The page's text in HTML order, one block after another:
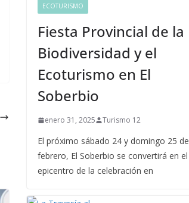
ECOTURISMO
Fiesta Provincial de la
Biodiversidad y el
Ecoturismo en El
Soberbio
enero 31, 2025 Turismo 12
El próximo sábado 24 y domingo 25 de
febrero, El Soberbio se convertirá en el
epicentro de la celebración en